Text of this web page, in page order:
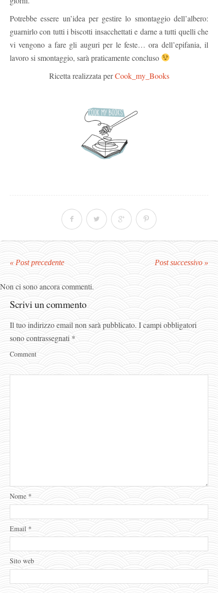
Potrebbe essere un’idea per gestire lo smontaggio dell’albero:
guarnirlo con tutti i biscotti insacchettati e darne a tutti quelli che
vi vengono a fare gli auguri per le feste… ora dell’epifania, il
lavoro si smontaggio, sarà praticamente concluso
Ricetta realizzata perCook_my_Books
« Post precedente Post successivo »
Non ci sono ancora commenti.
Scrivi un commento
Il tuo indirizzo email non sarà pubblicato. I campi obbligatori
sono contrassegnati *
Comment
Nome *
Email *
Sito web